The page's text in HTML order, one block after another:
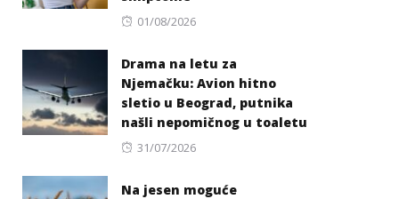
Posted
01/08/2026
Drama na letu za
Njemačku: Avion hitno
sletio u Beograd, putnika
našli nepomičnog u toaletu
Posted
31/07/2026
Na jesen moguće